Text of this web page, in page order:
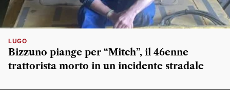
LUGO
Bizzuno piange per “Mitch”, il 46enne
trattorista morto in un incidente stradale